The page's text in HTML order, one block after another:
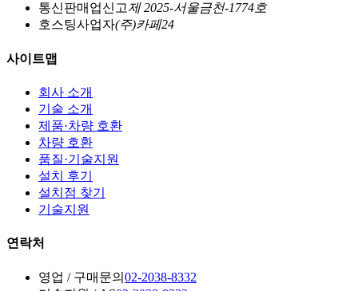
통신판매업신고제 2025-서울금천-1774호
호스팅사업자(주)카페24
사이트맵
회사 소개
기술 소개
제품·차량 호환
차량 호환
품질·기술지원
설치 후기
설치점 찾기
기술지원
연락처
영업 / 구매문의 02-2038-8332